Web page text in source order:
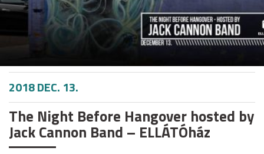
2018 DEC. 13.
The Night Before Hangover hosted by
Jack Cannon Band – ELLÁTÓház